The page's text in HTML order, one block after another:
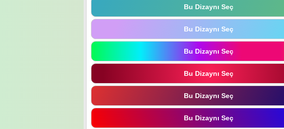
Bu Dizaynı Seç
Bu Dizaynı Seç
Bu Dizaynı Seç
Bu Dizaynı Seç
Bu Dizaynı Seç
Bu Dizaynı Seç